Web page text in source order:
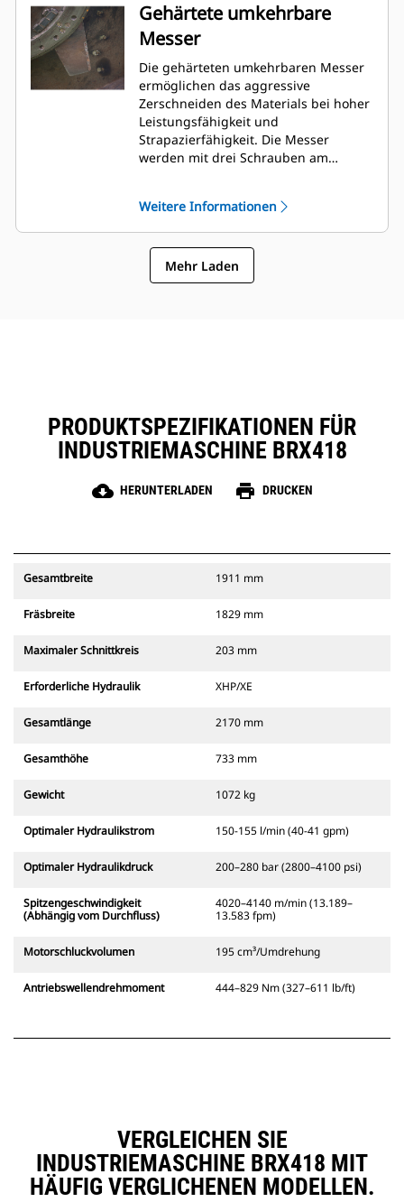
Gehärtete umkehrbare
Messer
Die gehärteten umkehrbaren Messer
ermöglichen das aggressive
Zerschneiden des Materials bei hoher
Leistungsfähigkeit und
Strapazierfähigkeit. Die Messer
werden mit drei Schrauben am
dem Rahmen erreichbar sind.
Weitere Informationen
Mehr Laden
PRODUKTSPEZIFIKATIONEN FÜR
INDUSTRIEMASCHINE BRX418
cloud_download HERUNTERLADEN print DRUCKEN
Gesamtbreite 1911 mm
Fräsbreite 1829 mm
Maximaler Schnittkreis 203 mm
Erforderliche Hydraulik XHP/XE
Gesamtlänge 2170 mm
Gesamthöhe 733 mm
Gewicht 1072 kg
Optimaler Hydraulikstrom 150-155 l/min (40-41 gpm)
Optimaler Hydraulikdruck 200–280 bar (2800–4100 psi)
Spitzengeschwindigkeit
(Abhängig vom Durchfluss)
4020–4140 m/min (13.189–
13.583 fpm)
Motorschluckvolumen 195 cm³/Umdrehung
Antriebswellendrehmoment 444–829 Nm (327–611 lb/ft)
VERGLEICHEN SIE
INDUSTRIEMASCHINE BRX418 MIT
HÄUFIG VERGLICHENEN MODELLEN.